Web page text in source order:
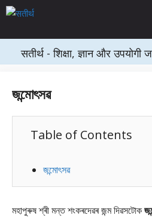
Skip
content
सतीर्थ - शिक्षा, ज्ञान और उपयोगी
জন্মোৎসৱ
Table of Contents
জন্মোৎসৱ
মহাপুৰুষ শ্ৰী মন্ত শংকৰদেৱৰ জন্ম দিৱসটোক